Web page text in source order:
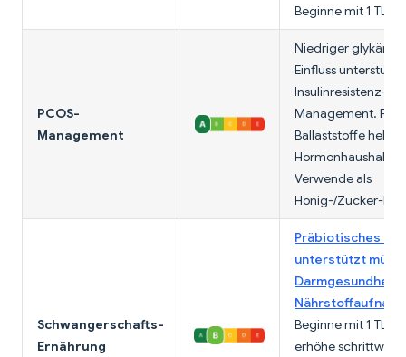
Beginne mit 1 TL
PCOS-
Management
Niedriger
Einfluss unterstützt
Insulinresistenz-
Management.
Ballaststoffe
Hormonhaushalt.
Verwende als
Honig-/Zucker-
Schwangerschafts-
Ernährung
Präbiotisches
unterstützt
Darmgesundheit
Beginne mit 1 TL
erhöhe